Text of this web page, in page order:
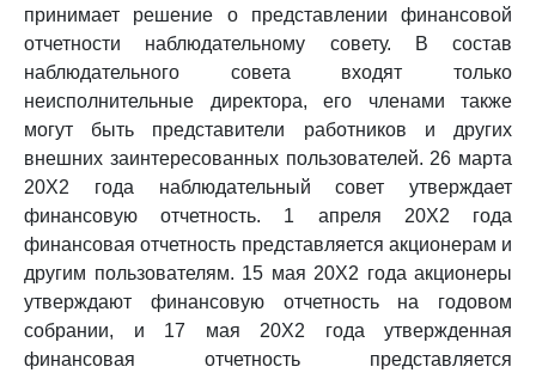
принимает решение о представлении финансовой
отчетности наблюдательному совету. В состав
наблюдательного совета входят только
неисполнительные директора, его членами также
могут быть представители работников и других
внешних заинтересованных пользователей. 26 марта
20X2 года наблюдательный совет утверждает
финансовую отчетность. 1 апреля 20X2 года
финансовая отчетность представляется акционерам и
другим пользователям. 15 мая 20X2 года акционеры
утверждают финансовую отчетность на годовом
собрании, и 17 мая 20X2 года утвержденная
финансовая отчетность представляется